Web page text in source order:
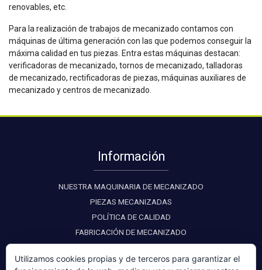
renovables, etc.
Para la realización de trabajos de mecanizado contamos con
máquinas de última generación con las que podemos conseguir la
máxima calidad en tus piezas. Entra estas máquinas destacan:
verificadoras de mecanizado, tornos de mecanizado, talladoras
de mecanizado, rectificadoras de piezas, máquinas auxiliares de
mecanizado ycentros de mecanizado
Información
NUESTRA MAQUINARIA DE MECANIZADO
PIEZAS MECANIZADAS
POLÍTICA DE CALIDAD
FABRICACIÓN DE MECANIZADO
Utilizamos cookies propias y de terceros para garantizar el